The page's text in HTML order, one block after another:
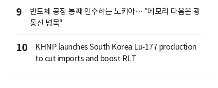
9
반도체 공장 통째 인수하는 노키아… "메모리 다음은 광
통신 병목"
10
KHNP launches South Korea Lu-177 production
to cut imports and boost RLT